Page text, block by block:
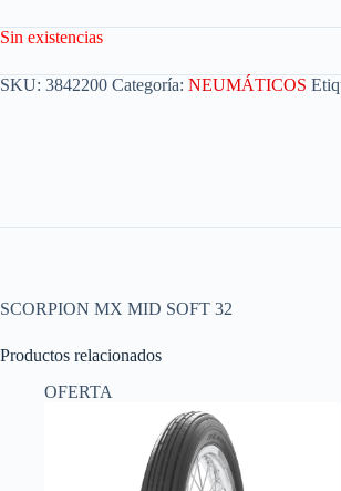
Sin existencias
SKU: 3842200 Categoría: NEUMÁTICOS
SCORPION MX MID SOFT 32
Productos relacionados
OFERTA